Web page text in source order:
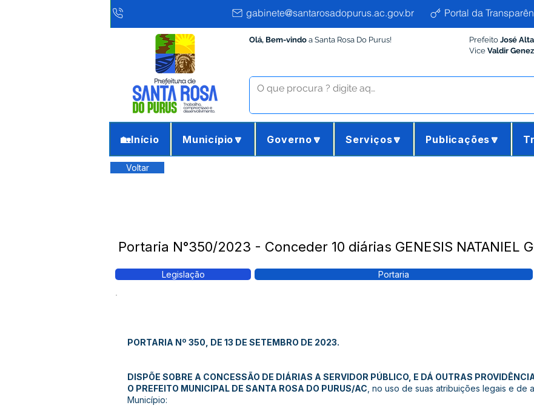
gabinete@santarosadopurus.ac.gov.br Portal da
Olá, Bem-vindo a Santa Rosa Do Purus! Prefeito José
Vice Valdir
🏡Início Município🔽 Governo🔽 Serviços🔽 Publicações🔽
Voltar
Portaria N°350/2023 - Conceder 10 diárias GENESIS NATANIEL
Legislação Portaria
PORTARIA Nº 350, DE 13 DE SETEMBRO DE 2023.
DISPÕE SOBRE A CONCESSÃO DE DIÁRIAS A SERVIDOR PÚBLICO, E DÁ OUTRAS
O PREFEITO MUNICIPAL DE SANTA ROSA DO PURUS/AC , no uso de suas atribuições legais e
Município: